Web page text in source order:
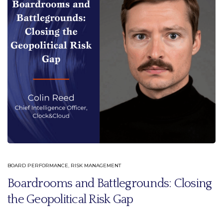
BOARD PERFORMANCE, RISK MANAGEMENT
Boardrooms and Battlegrounds: Closing
the Geopolitical Risk Gap